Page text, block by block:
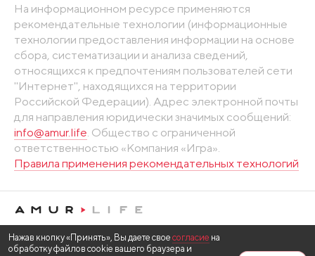
На информационном ресурсе применяются
рекомендательные технологии (информационные
технологии предоставления информации на основе
сбора, систематизации и анализа сведений,
относящихся к предпочтениям пользователей сети
"Интернет", находящихся на территории
Российской Федерации). Адрес электронной почты
для направления юридически значимых сообщений:
info@amur.life . Общество с ограниченной
ответственностью «Компания «Игра».
Правила применения рекомендательных технологий
Нажав кнопку «Принять», Вы даете свое согласие на
обработку файлов cookie вашего браузера и